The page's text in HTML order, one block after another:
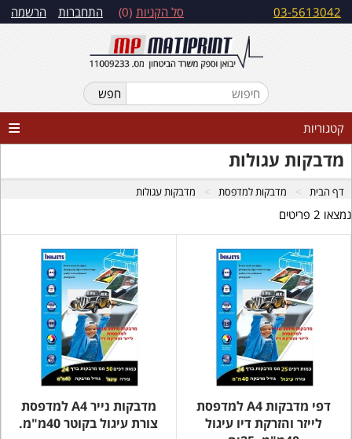
התחברות הרשמה סל הקניות 0 03-5613042
קטגוריות
מדבקות עגולות
דף הבית מדבקות למדפסת מדבקות עגולות
נמצאו 2 פריטים
דפי מדבקות A4 למדפסת
לייזר והזרקת דיו עיגול
מדבקות נייר A4 למדפסת
צורת עיגול בקוטר 40מ"מ.